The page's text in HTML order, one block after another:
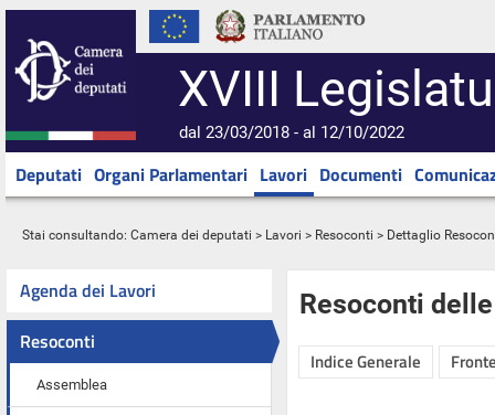
XVIII
dal 23/03/2018 - al 12/10/2022
Deputati Organi Parlamentari Lavori Documenti
Stai consultando: Camera dei deputati > Lavori > Resoconti > Dettaglio
Agenda dei Lavori
Resoconti
Assemblea
Resoconti
Indice Generale